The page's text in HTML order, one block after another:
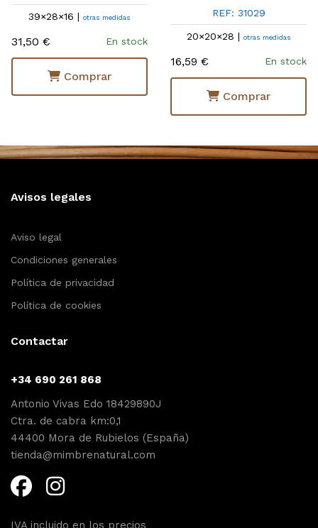
39×28×16 | otras medidas
31,50 € En stock
Comprar
REF: 31029
20×20×28 | otras medidas
16,59 € En stock
Comprar
Avisos legales
Aviso legal
Condiciones generales
Política de privacidad
Política de cookies
Contactar
+34 690 261 868
Antonio Vivas Edo 18429890J
Ctra. de cabra km:0,1
44400 Mora de Rubielos (España)
tienda@mimbrenatural.com
IVA incluido en los precios